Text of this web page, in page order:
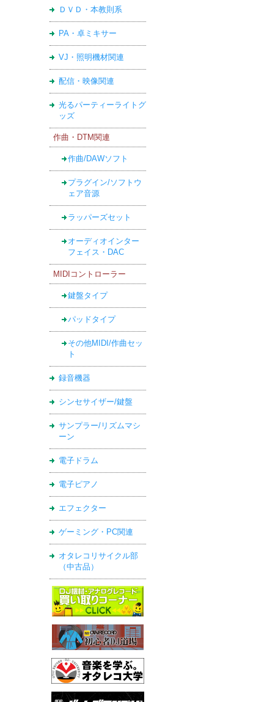
ＤＶＤ・本教則系
PA・卓ミキサー
VJ・照明機材関連
配信・映像関連
光るパーティーライトグ
ッズ
作曲・DTM関連
作曲/DAWソフト
プラグイン/ソフトウ
ェア音源
ラッパーズセット
オーディオインター
フェイス・DAC
MIDIコントローラー
鍵盤タイプ
パッドタイプ
その他MIDI/作曲セッ
ト
録音機器
シンセサイザー/鍵盤
サンプラー/リズムマシ
ーン
電子ドラム
電子ピアノ
エフェクター
ゲーミング・PC関連
オタレコリサイクル部
（中古品）